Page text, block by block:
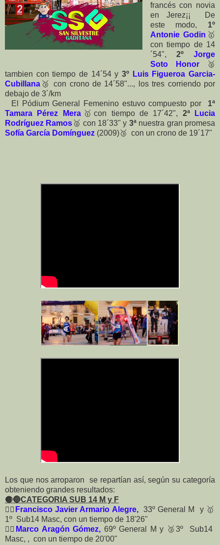
francés con novia
en Jerez¡¡ De
este modo, 1º
Antonie Godin 🥇
con tiempo de 14
´54", 2ºJorge
Soto Honor🥈
tambien con tiempo de 14´54 y 3º Luis Figueroa Garcia-
Cubillana 🥉 con crono de 14´58"..., los tres corriendo por
debajo de 3´/km
El Pódium General Femenino estuvo compuesto por
1ª
Tamara Pérez Mera🥇con tiempo de 17´42", 2ª
Lucia
Rodríguez Ramos 🥈 con 18´33" y 3ªnuestra gran promesa
Sofía García Domínguez (2009)🥉 con un crono de 19´17"
Los que nos arroparon se repartían así, según su categoría
obteniendo grandes resultados:
🟡🔵CATEGORIA SUB 14 M y F
🏃‍♂️ Francisco Javier Armario Alegre,33º General M y 🥇
1º Sub14 Masc, con un tiempo de 18'26"
🏃‍♂️ Marco Aragón Gómez, 69º General M y 🥉3º Sub14
Masc, , con un tiempo de 20'00"